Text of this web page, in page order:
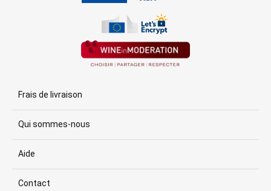
Frais de livraison
Qui sommes-nous
Aide
Contact